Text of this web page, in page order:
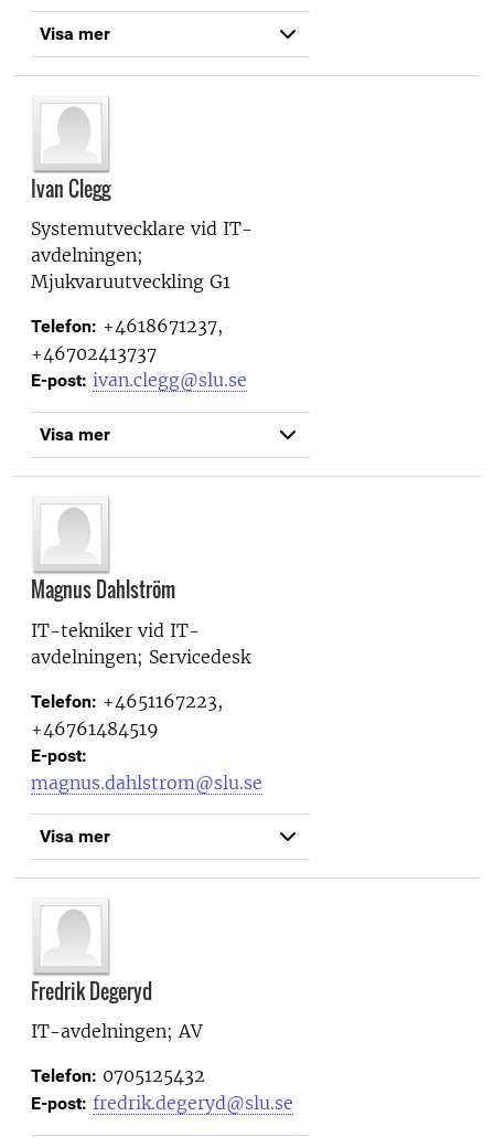
Visa mer
Ivan Clegg
Systemutvecklare vid IT-
avdelningen;
Mjukvaruutveckling G1
Telefon: +4618671237,
+46702413737
E-post: ivan.clegg@slu.se
Visa mer
Magnus Dahlström
IT-tekniker vid IT-
avdelningen; Servicedesk
Telefon: +4651167223,
+46761484519
E-post:
magnus.dahlstrom@slu.se
Visa mer
Fredrik Degeryd
IT-avdelningen; AV
Telefon: 0705125432
E-post: fredrik.degeryd@slu.se